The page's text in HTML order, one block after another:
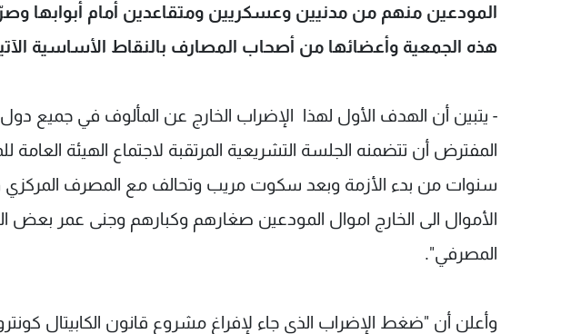
المودعين منهم من مدنيين وعسكريين ومتقاعدين أمام أبوابها
هذه الجمعية وأعضائها من أصحاب المصارف بالنقاط الأساسية
- يتبين أن الهدف الأول لهذا الإضراب الخارج عن المألوف في جميع دول
المفترض أن تتضمنه الجلسة التشريعية المرتقبة لاجتماع الهيئة
سنوات من بدء الأزمة وبعد سكوت مريب وتحالف مع المصرف
الأموال الى الخارج اموال المودعين صغارهم وكبارهم وجنى عمر بعض
المصرفي".
وأعلن أن "ضغط الإضراب الذي جاء لإفراغ مشروع قانون الكابيتال